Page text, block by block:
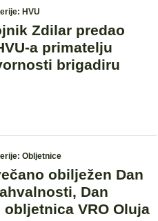
HVU
Zdilar predao
a primatelju
brigadiru
Obljetnice
obilježen Dan
Dan
VRO Oluja